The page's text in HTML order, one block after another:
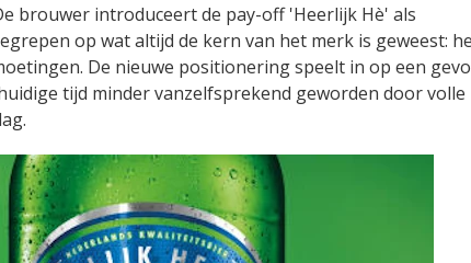
brouwer introduceert de pay-off 'Heerlijk Hè' als
op wat altijd de kern van het merk is geweest:
De nieuwe positionering speelt in op een
tijd minder vanzelfsprekend geworden door volle